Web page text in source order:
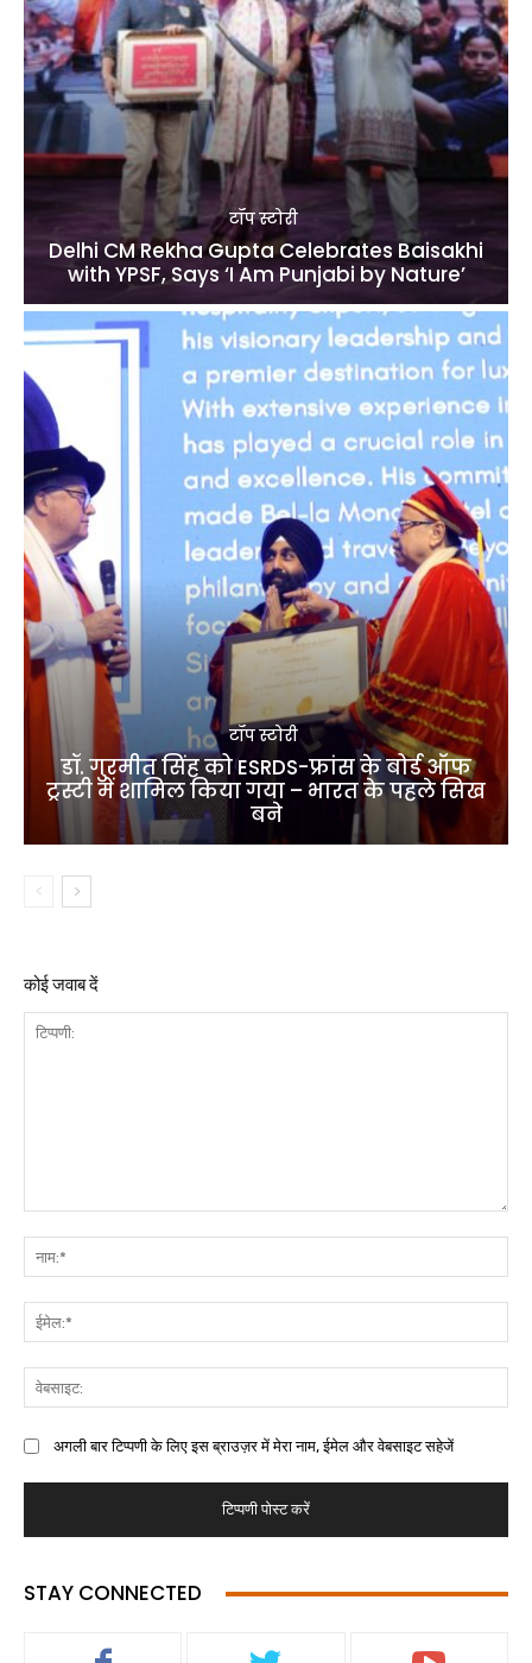
टॉप स्टोरी
Delhi CM Rekha Gupta Celebrates Baisakhi
with YPSF, Says ‘I Am Punjabi by Nature’
टॉप स्टोरी
डॉ. गुरमीत सिंह को ESRDS-फ्रांस के बोर्ड ऑफ
ट्रस्टी में शामिल किया गया – भारत के पहले सिख
बने
कोई जवाब दें
अगली बार टिप्पणी के लिए इस ब्राउज़र में मेरा नाम, ईमेल और वेबसाइट सहेजें
STAY CONNECTED